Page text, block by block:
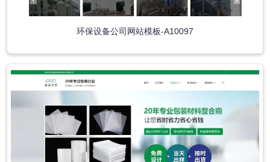
环保设备公司网站模板-A10097